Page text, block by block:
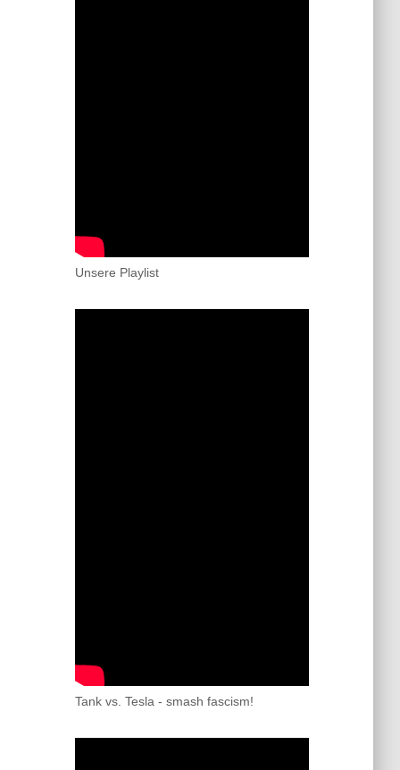
Unsere Playlist
Tank vs. Tesla - smash fascism!